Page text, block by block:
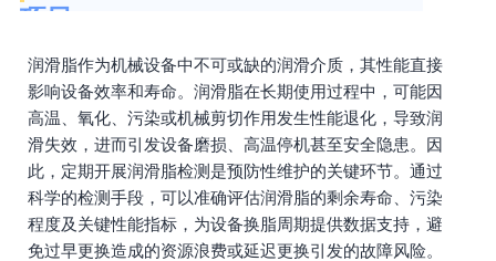
项目
润滑脂作为机械设备中不可或缺的润滑介质，其性能直接
影响设备效率和寿命。润滑脂在长期使用过程中，可能因
高温、氧化、污染或机械剪切作用发生性能退化，导致润
滑失效，进而引发设备磨损、高温停机甚至安全隐患。因
此，定期开展润滑脂检测是预防性维护的关键环节。通过
科学的检测手段，可以准确评估润滑脂的剩余寿命、污染
程度及关键性能指标，为设备换脂周期提供数据支持，避
免过早更换造成的资源浪费或延迟更换引发的故障风险。